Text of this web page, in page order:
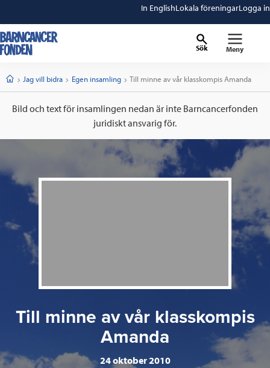
In EnglishLokala föreningarLogga in
Sök Meny
StartJag vill bidra Egen insamling Current:
Till minne av vår klasskompis Amanda
Bild och text för insamlingen nedan är inte Barncancerfonden
juridiskt ansvarig för.
Till minne av vår klasskompis
Amanda
24 oktober 2010